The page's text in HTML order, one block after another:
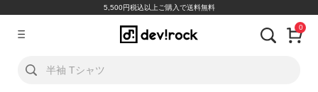
5,500円税込以上ご購入で送料無料
0